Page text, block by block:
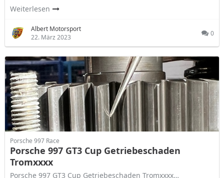
Weiterlesen
Albert Motorsport
22. März 2023
0
Porsche 997 Race
Porsche 997 GT3 Cup Getriebeschaden
Tromxxxx
Porsche 997 GT3 Cup Getriebeschaden Tromxxxx…